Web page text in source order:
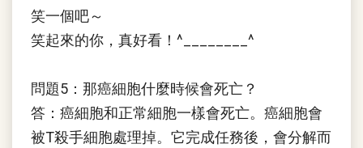
笑一個吧～
笑起來的你，真好看！^________^
問題5：那癌細胞什麼時候會死亡？
答：癌細胞和正常細胞一樣會死亡。癌細胞會
被T殺手細胞處理掉。它完成任務後，會分解而